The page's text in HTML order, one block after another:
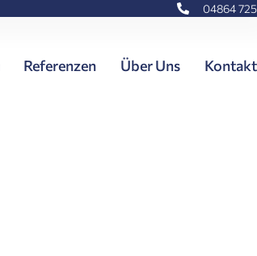
04864 725
Referenzen Über Uns Kontakt